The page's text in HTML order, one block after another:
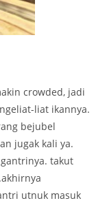
crowded, jadi
liat ikannya.
bejubel
jugak kali ya.
takut
utnuk masuk